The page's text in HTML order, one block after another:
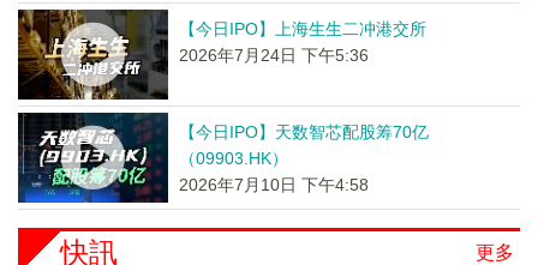
【今日IPO】上海生生二冲港交所
2026年7月24日 下午5:36
【今日IPO】天数智芯配股筹70亿
（09903.HK）
2026年7月10日 下午4:58
更多
快訊